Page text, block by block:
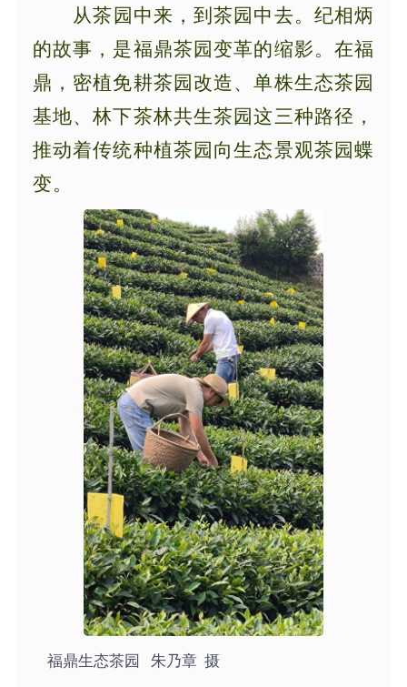
从茶园中来，到茶园中去。纪相炳
的故事，是福鼎茶园变革的缩影。在福
鼎，密植免耕茶园改造、单株生态茶园
基地、林下茶林共生茶园这三种路径，
推动着传统种植茶园向生态景观茶园蝶
变。
福鼎生态茶园 朱乃章 摄